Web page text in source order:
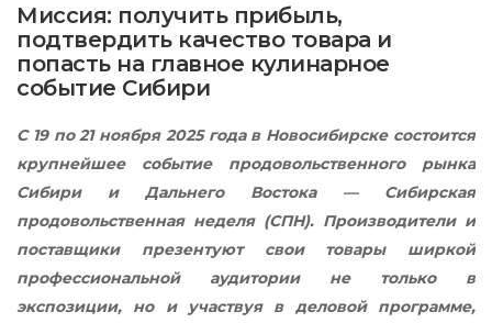
Миссия: получить прибыль,
подтвердить качество товара и
попасть на главное кулинарное
событие Сибири
С 19 по 21 ноября 2025 года в Новосибирске состоится
крупнейшее событие продовольственного рынка
Сибири и Дальнего Востока — Сибирская
продовольственная неделя (СПН). Производители и
поставщики презентуют свои товары ширкой
профессиональной аудитории не только в
экспозиции, но и участвуя в деловой программе,